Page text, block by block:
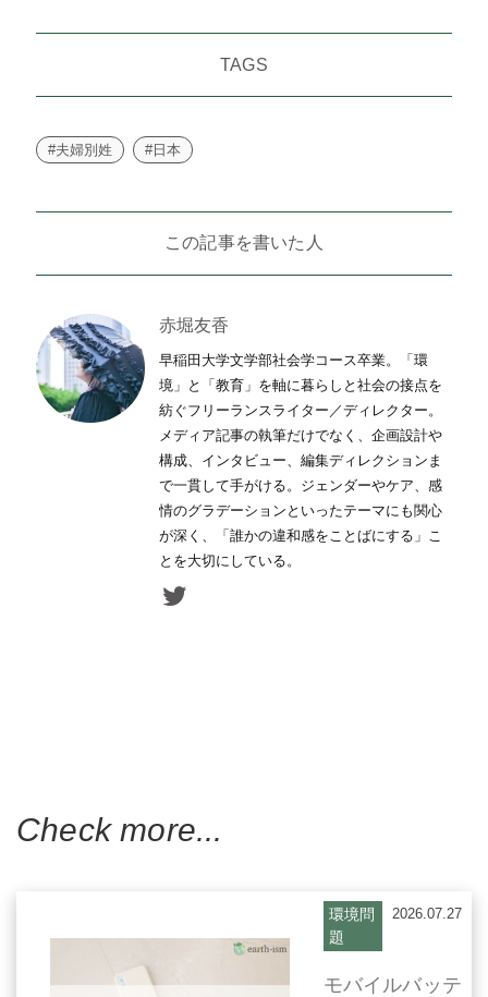
TAGS
#夫婦別姓 #日本
この記事を書いた人
赤堀友香
早稲田大学文学部社会学コース卒業。「環
境」と「教育」を軸に暮らしと社会の接点を
紡ぐフリーランスライター／ディレクター。
メディア記事の執筆だけでなく、企画設計や
構成、インタビュー、編集ディレクションま
で一貫して手がける。ジェンダーやケア、感
情のグラデーションといったテーマにも関心
が深く、「誰かの違和感をことばにする」こ
とを大切にしている。
Check more...
環境問
題
2026.07.27
モバイルバッテ